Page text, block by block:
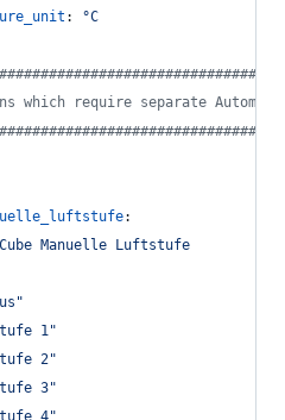
: °C
which require separate
:
Manuelle Luftstufe
"
1"
2"
3"
4"